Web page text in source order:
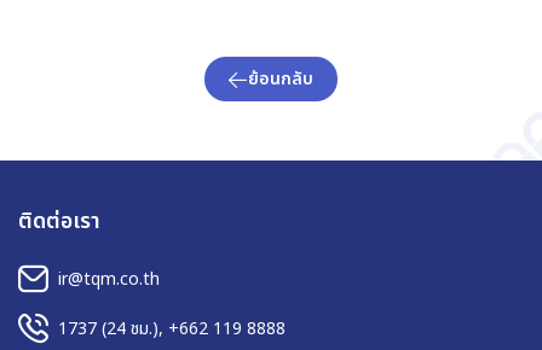
ย้อนกลับ
ติดต่อเรา
ir@tqm.co.th
1737(24 ชม.), +662 119 8888